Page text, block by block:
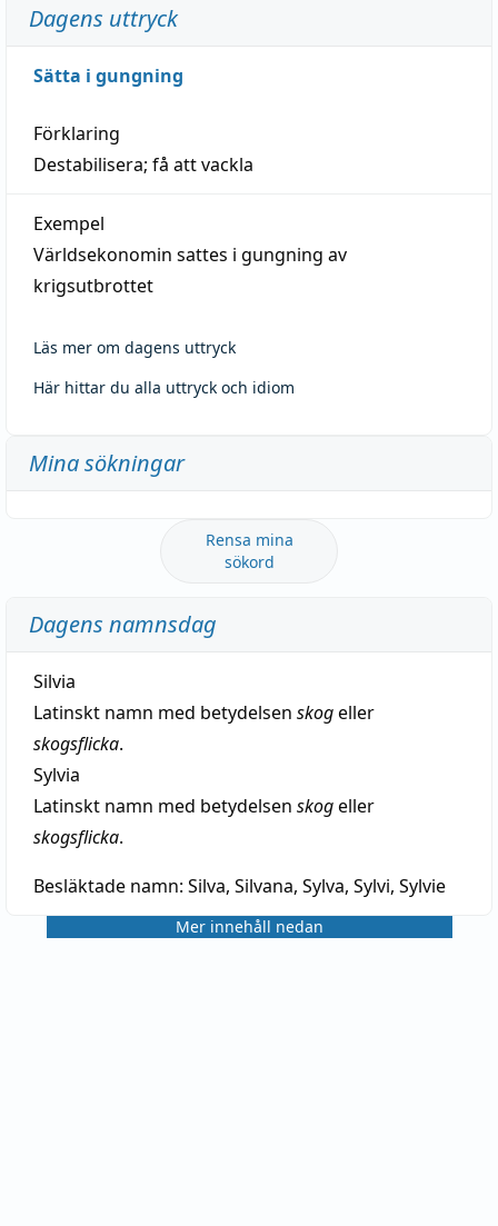
Dagens uttryck
Sätta i gungning
Förklaring
Destabilisera; få att vackla
Exempel
Världsekonomin sattes i gungning av
krigsutbrottet
Läs mer om dagens uttryck
Här hittar du alla uttryck och idiom
Mina sökningar
Rensa mina
sökord
Dagens namnsdag
Silvia
Latinskt namn med betydelsen skogeller
skogsflicka.
Sylvia
Latinskt namn med betydelsen skogeller
skogsflicka.
Besläktade namn: Silva, Silvana, Sylva, Sylvi, Sylvie
Mer innehåll nedan